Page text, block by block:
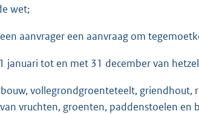
wet;
aanvrager een aanvraag om
januari tot en met 31 december van
vollegrondgroenteteelt,
vruchten, groenten, paddenstoelen